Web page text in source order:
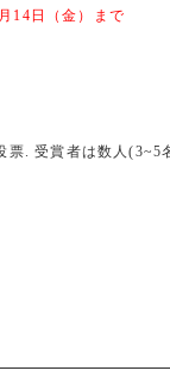
14日（金）まで
票. 受賞者は数人(3~5